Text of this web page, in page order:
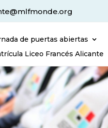
de puertas abiertas
Liceo Francés Alicante